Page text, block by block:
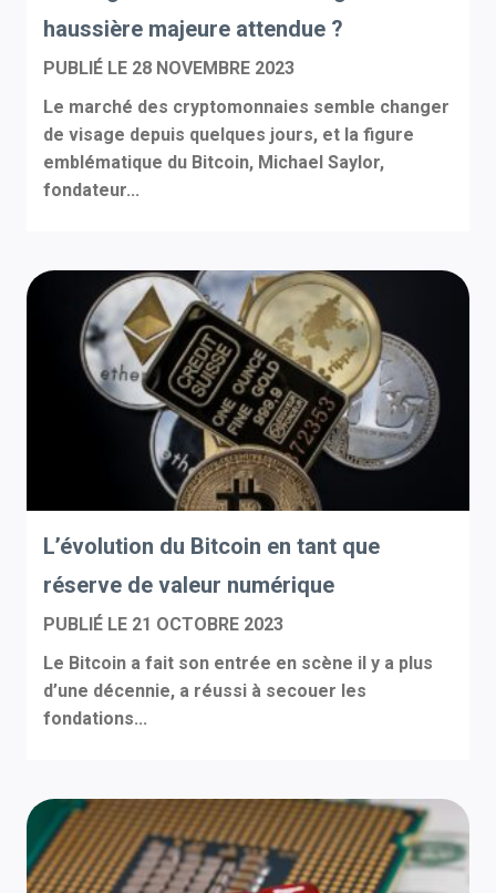
haussière majeure attendue ?
PUBLIÉ LE 28 NOVEMBRE 2023
Le marché des cryptomonnaies semble changer
de visage depuis quelques jours, et la figure
emblématique du Bitcoin, Michael Saylor,
fondateur...
L’évolution du Bitcoin en tant que
réserve de valeur numérique
PUBLIÉ LE 21 OCTOBRE 2023
Le Bitcoin a fait son entrée en scène il y a plus
d’une décennie, a réussi à secouer les
fondations...